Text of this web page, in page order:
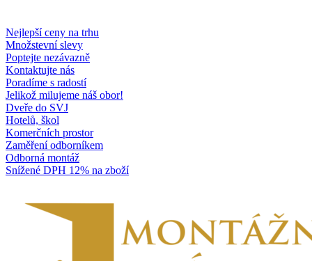
Nejlepší ceny na trhu
Množstevní slevy
Poptejte nezávazně
Kontaktujte nás
Poradíme s radostí
Jelikož milujeme náš obor!
Dveře do SVJ
Hotelů, škol
Komerčních prostor
Zaměření odborníkem
Odborná montáž
Snížené DPH 12% na zboží